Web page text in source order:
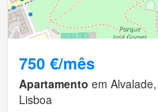
750 €/mês
Apartamento em
Lisboa